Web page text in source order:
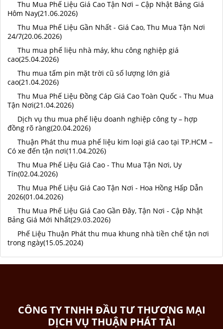
Thu Mua Phế Liệu Giá Cao Tận Nơi – Cập Nhật Bảng Giá
Hôm Nay(21.06.2026)
Thu Mua Phế Liệu Gần Nhất - Giá Cao, Thu Mua Tận Nơi
24/7(20.06.2026)
Thu mua phế liệu nhà máy, khu công nghiệp giá
cao(25.04.2026)
Thu mua tấm pin mặt trời cũ số lượng lớn giá
cao(21.04.2026)
Thu Mua Phế Liệu Đồng Cáp Giá Cao Toàn Quốc - Thu Mua
Tận Nơi(21.04.2026)
Dịch vụ thu mua phế liệu doanh nghiệp công ty – hợp
đồng rõ ràng(20.04.2026)
Thuận Phát thu mua phế liệu kim loại giá cao tại TP.HCM –
Có xe đến tận nơi(11.04.2026)
Thu Mua Phế Liệu Giá Cao - Thu Mua Tận Nơi, Uy
Tín(02.04.2026)
Thu Mua Phế Liệu Giá Cao Tận Nơi - Hoa Hồng Hấp Dẫn
2026(01.04.2026)
Thu Mua Phế Liệu Giá Cao Gần Đây, Tận Nơi - Cập Nhật
Bảng Giá Mới Nhất(29.03.2026)
Phế Liệu Thuận Phát thu mua khung nhà tiền chế tận nơi
trong ngày(15.05.2024)
CÔNG TY TNHH ĐẦU TƯ THƯƠNG MẠI
DỊCH VỤ THUẬN PHÁT TÀI